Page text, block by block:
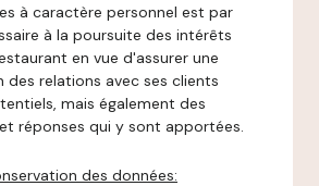
à caractère personnel est par
à la poursuite des intérêts
en vue d'assurer une
des relations avec ses clients
mais également des
réponses qui y sont apportées.
des données: